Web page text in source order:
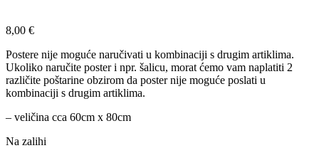
8,00 €
Postere nije moguće naručivati u kombinaciji s drugim artiklima.
Ukoliko naručite poster i npr. šalicu, morat ćemo vam naplatiti 2
različite poštarine obzirom da poster nije moguće poslati u
kombinaciji s drugim artiklima.
– veličina cca 60cm x 80cm
Na zalihi